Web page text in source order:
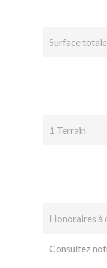
Surface totale
1 Terrain
Honoraires à
Consultez